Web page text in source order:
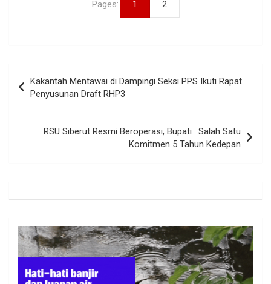
Pages: 1 2
pos
Kakantah Mentawai di Dampingi Seksi PPS Ikuti Rapat
Penyusunan Draft RHP3
RSU Siberut Resmi Beroperasi, Bupati : Salah Satu
Komitmen 5 Tahun Kedepan